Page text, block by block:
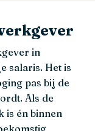
in
salaris. Het is
pas bij de
Als de
én binnen